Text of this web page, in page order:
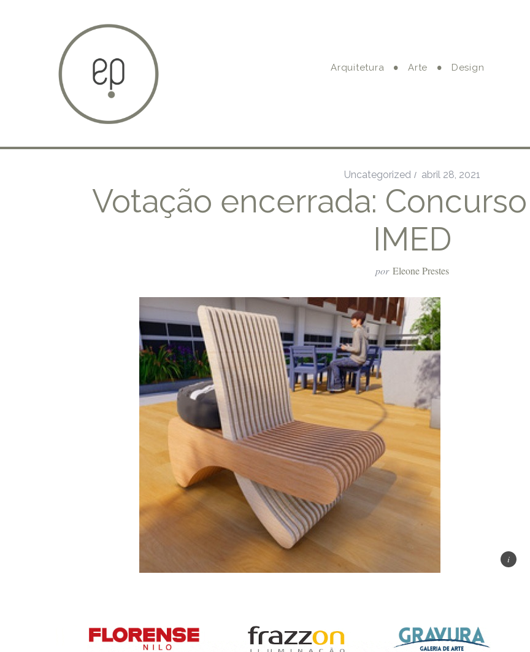
Arquitetura Arte Design
Uncategorized abril 28, 2021
Votação encerrada:
IMED
por Eleone Prestes